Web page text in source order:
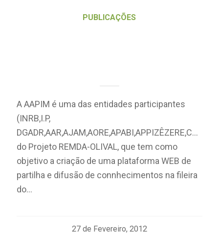
PUBLICAÇÕES
A AAPIM é uma das entidades participantes
(INRB,I.P,
do Projeto REMDA-OLIVAL, que tem como
objetivo a criação de uma plataforma WEB de
partilha e difusão de connhecimentos na fileira
do…
27 de Fevereiro, 2012